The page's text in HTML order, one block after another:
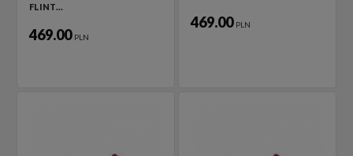
FLINT…
469.00 PLN
469.00 PLN